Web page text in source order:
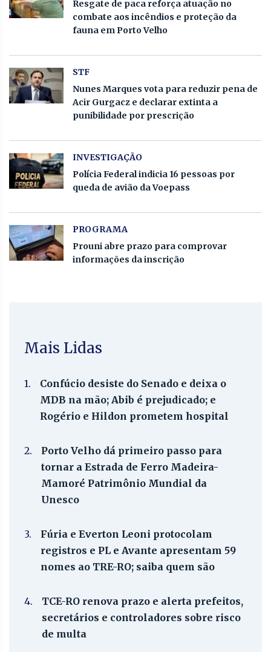
Resgate de paca reforça atuação no
combate aos incêndios e proteção da
fauna em Porto Velho
STF
Nunes Marques vota para reduzir pena de
Acir Gurgacz e declarar extinta a
punibilidade por prescrição
INVESTIGAÇÃO
Polícia Federal indicia 16 pessoas por
queda de avião da Voepass
PROGRAMA
Prouni abre prazo para comprovar
informações da inscrição
Mais Lidas
1.
Confúcio desiste do Senado e deixa o
MDB na mão; Abib é prejudicado; e
Rogério e Hildon prometem hospital
2.
Porto Velho dá primeiro passo para
tornar a Estrada de Ferro Madeira-
Mamoré Patrimônio Mundial da
Unesco
3.
Fúria e Everton Leoni protocolam
registros e PL e Avante apresentam 59
nomes ao TRE-RO; saiba quem são
4.
TCE-RO renova prazo e alerta prefeitos,
secretários e controladores sobre risco
de multa